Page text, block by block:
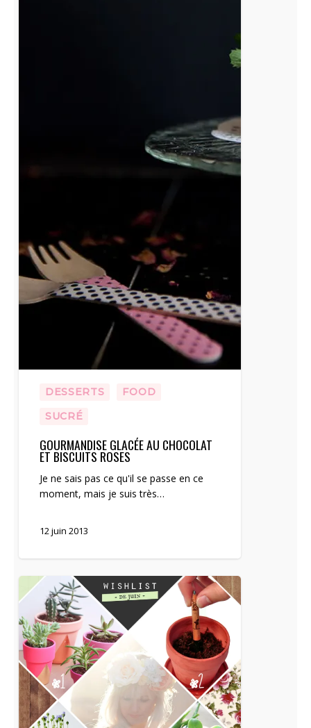
DESSERTS
FOOD
SUCRÉ
GOURMANDISE GLACÉE AU CHOCOLAT
ET BISCUITS ROSES
Je ne sais pas ce qu'il se passe en ce
moment, mais je suis très…
12 juin 2013
Inspiration
de
printemps
#4